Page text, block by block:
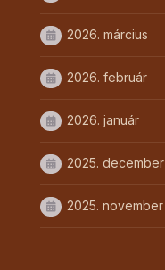
2026. március
2026. február
2026. január
2025. december
2025. november